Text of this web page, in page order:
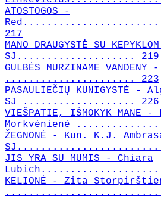
ATOSTOGOS -
217
MANO DRAUGYSTĖ SU
SJ.................... 219
GULBĖS MURZINAME
...................... 223
PASAULIEČIŲ KUNIGYSTĖ -
SJ ................... 226
VIEŠPATIE, IŠMOKYK MANE
Morkvėnienė
ŽEGNONĖ - Kun. K.J.
JIS YRA SU MUMIS - Chiara
KELIONĖ - Zita